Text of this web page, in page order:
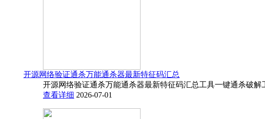
开源网络验证通杀万能通杀器最新特征码汇总
开源网络验证通杀万能通杀器最新特征码汇总工具一键通杀破
查看详细 2026-07-01